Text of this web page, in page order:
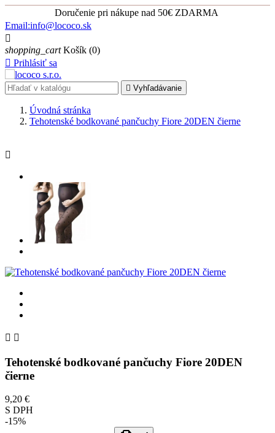
Doručenie pri nákupe nad 50€ ZDARMA
Email:info@lococo.sk

shopping_cart Košík (0)
 Prihlásiť sa
 Vyhľadávanie
Úvodná stránka
Tehotenské bodkované pančuchy Fiore 20DEN čierne

 
Tehotenské bodkované pančuchy Fiore 20DEN
čierne
9,20 €
S DPH
-15%